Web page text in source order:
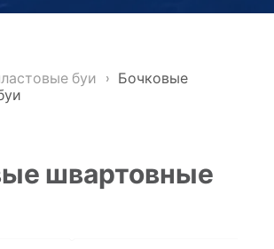
буи › Бочковые
швартовные